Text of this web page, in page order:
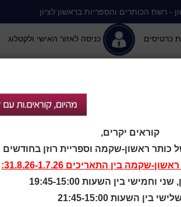
- רשת הכותרים והספריות בראשון לציון
כרטיסים כניסה לאזור האישי ולקטלוג
מידע ראשון: מרכז
ראשון
לשירותך
ספריית השבוע
הפרטיות
שימוש בקבצי קוקיז
קוראים יקרים,
ראשון-שקמה וספריית רוזן בחודשים יולי-
ראשון-שקמה בין התאריכים 31.8.26-1.7.26:
וחמישי בין השעות 19:45-15:00
בין השעות 21:45-15:00